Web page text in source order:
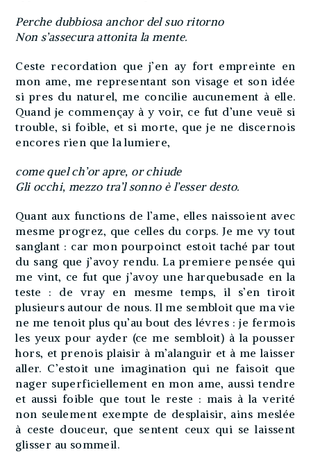
Perche dubbiosa anchor del suo ritorno
Non s’assecura attonita la mente.
Ceste recordation que j’en ay fort empreinte en
mon ame, me representant son visage et son idée
si pres du naturel, me concilie aucunement à elle.
Quand je commençay à y voir, ce fut d’une veuë si
trouble, si foible, et si morte, que je ne discernois
encores rien que la lumiere,
come quel ch’or apre, or chiude
Gli occhi, mezzo tra’l sonno è l’esser desto.
Quant aux functions de l’ame, elles naissoient avec
mesme progrez, que celles du corps. Je me vy tout
sanglant : car mon pourpoinct estoit taché par tout
du sang que j’avoy rendu. La premiere pensée qui
me vint, ce fut que j’avoy une harquebusade en la
teste : de vray en mesme temps, il s’en tiroit
plusieurs autour de nous. Il me sembloit que ma vie
ne me tenoit plus qu’au bout des lévres : je fermois
les yeux pour ayder (ce me sembloit) à la pousser
hors, et prenois plaisir à m’alanguir et à me laisser
aller. C’estoit une imagination qui ne faisoit que
nager superficiellement en mon ame, aussi tendre
et aussi foible que tout le reste : mais à la verité
non seulement exempte de desplaisir, ains meslée
à ceste douceur, que sentent ceux qui se laissent
glisser au sommeil.